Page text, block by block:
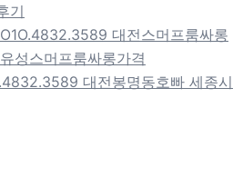
기
대전스머프룸싸롱
성스머프룸싸롱가격
대전봉명동호빠 세종시